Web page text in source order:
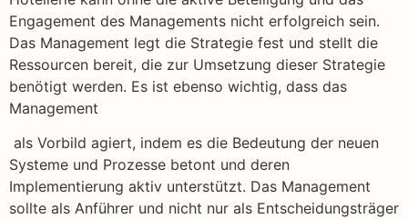
Engagement des Managements nicht erfolgreich sein.
Das Management legt die Strategie fest und stellt die
Ressourcen bereit, die zur Umsetzung dieser Strategie
benötigt werden. Es ist ebenso wichtig, dass das
Management
als Vorbild agiert, indem es die Bedeutung der neuen
Systeme und Prozesse betont und deren
Implementierung aktiv unterstützt. Das Management
sollte als Anführer und nicht nur als Entscheidungsträger